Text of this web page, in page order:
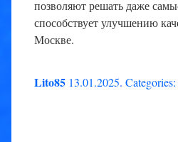
позволяют решать даже
способствует улучшению
Москве.
Lito85 13.01.2025. Categories: